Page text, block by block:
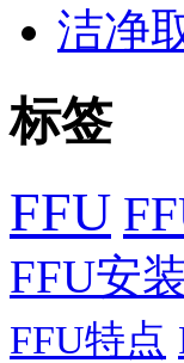
洁净
标签
FFU
FFU安
FFU特点